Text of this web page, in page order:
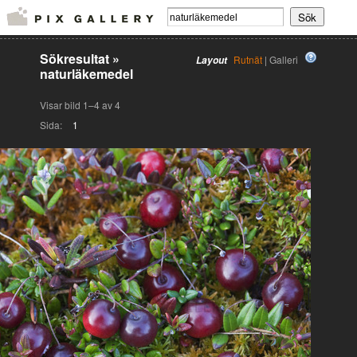
Layout Rutnät | Galleri
Sökresultat »
naturläkemedel
Visar bild 1–4 av 4
Sida:
1